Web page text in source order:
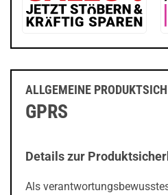
ALLGEMEINE
GPRS
Details zur
Als